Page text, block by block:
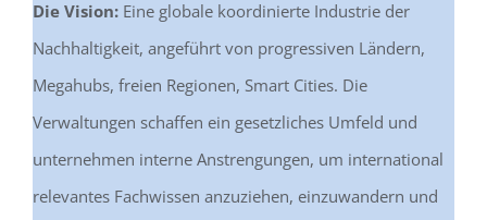
Die Vision:Eine globale koordinierte Industrie der
Nachhaltigkeit, angeführt von progressiven Ländern,
Megahubs, freien Regionen, Smart Cities. Die
Verwaltungen schaffen ein gesetzliches Umfeld und
unternehmen interne Anstrengungen, um international
relevantes Fachwissen anzuziehen, einzuwandern und